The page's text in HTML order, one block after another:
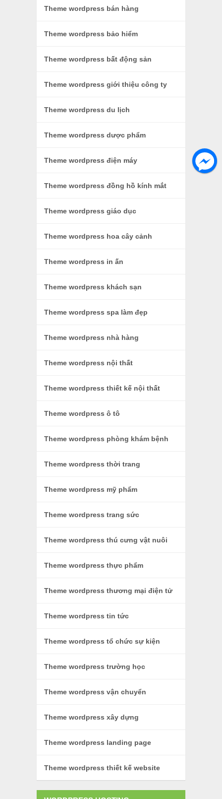
Theme wordpress bán hàng
Theme wordpress bảo hiểm
Theme wordpress bất động sản
Theme wordpress giới thiệu công ty
Theme wordpress du lịch
Theme wordpress dược phẩm
Theme wordpress điện máy
Theme wordpress đồng hồ kính mắt
Theme wordpress giáo dục
Theme wordpress hoa cây cảnh
Theme wordpress in ấn
Theme wordpress khách sạn
Theme wordpress spa làm đẹp
Theme wordpress nhà hàng
Theme wordpress nội thất
Theme wordpress thiết kế nội thất
Theme wordpress ô tô
Theme wordpress phòng khám bệnh
Theme wordpress thời trang
Theme wordpress mỹ phẩm
Theme wordpress trang sức
Theme wordpress thú cưng vật nuôi
Theme wordpress thực phẩm
Theme wordpress thương mại điện tử
Theme wordpress tin tức
Theme wordpress tổ chức sự kiện
Theme wordpress trường học
Theme wordpress vận chuyển
Theme wordpress xây dựng
Theme wordpress landing page
Theme wordpress thiết kế website